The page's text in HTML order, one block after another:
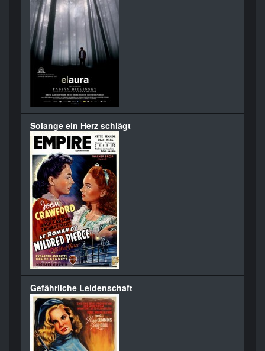
Solange ein Herz schlägt
Gefährliche Leidenschaft